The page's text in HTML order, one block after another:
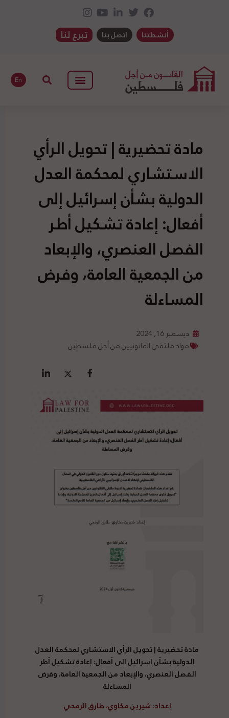
أنشطتنا اتصل بنا تبرع لنا
En
مادة تحضيرية | تحويل الرأي
الاستشاري لمحكمة العدل
الدولية بشأن إسرائيل إلى
أفعال: إعادة تشكيل أطر
الفصل العنصري، والإبعاد
من الجمعية العامة، وفرض
المساءلة
ديسمبر 16, 2024
مواد ملتقى القانونيين من أجل فلسطين
مادة تحضيرية | تحويل الرأي الاستشاري لمحكمة العدل
الدولية بشأن إسرائيل إلى أفعال: إعادة تشكيل أطر
الفصل العنصري، والإبعاد من الجمعية العامة، وفرض
المساءلة
إعداد: شيرين مكاوي، طارق الرمحي